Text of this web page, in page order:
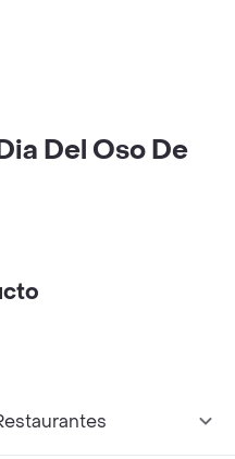
Del Oso De